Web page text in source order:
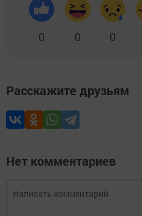
0 0 0
Расскажите друзьям
Нет комментариев